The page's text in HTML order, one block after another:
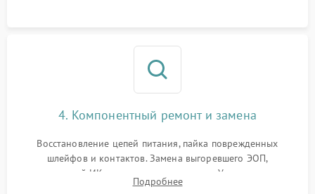
4. Компонентный ремонт и замена
Восстановление цепей питания, пайка поврежденных
шлейфов и контактов. Замена выгоревшего ЭОП,
неисправной ИК-подсветки или матрицы. Ультразвуковая
очистка плат и удаление загрязнений с линз объектива и
Подробнее